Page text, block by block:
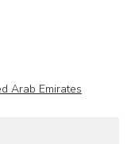
Arab Emirates